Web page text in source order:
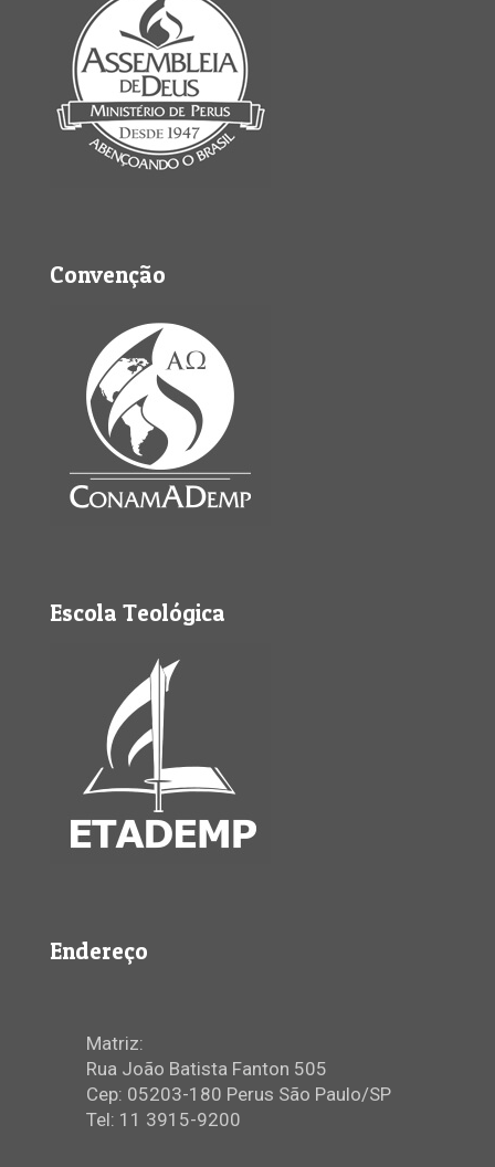
Convenção
Escola Teológica
Endereço
Matriz:
Rua João Batista Fanton 505
Cep: 05203-180 Perus São Paulo/SP
Tel: 11 3915-9200